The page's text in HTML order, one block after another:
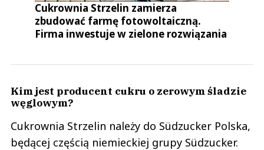
Cukrownia Strzelin zamierza
zbudować farmę fotowoltaiczną.
Firma inwestuje w zielone rozwiązania
Kim jest producent cukru o zerowym śladzie
węglowym?
Cukrownia Strzelin należy do Südzucker Polska,
będącej częścią niemieckiej grupy Südzucker.